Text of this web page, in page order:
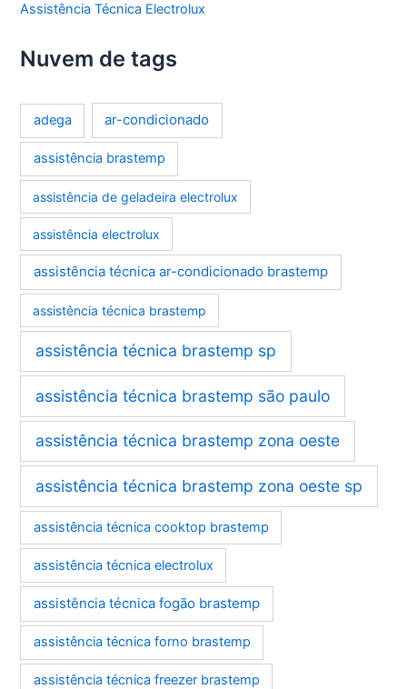
Assistência Técnica Electrolux
Nuvem de tags
adega ar-condicionado
assistência brastemp
assistência de geladeira electrolux
assistência electrolux
assistência técnica ar-condicionado brastemp
assistência técnica brastemp
assistência técnica brastemp sp
assistência técnica brastemp são paulo
assistência técnica brastemp zona oeste
assistência técnica brastemp zona oeste sp
assistência técnica cooktop brastemp
assistência técnica electrolux
assistência técnica fogão brastemp
assistência técnica forno brastemp
assistência técnica freezer brastemp